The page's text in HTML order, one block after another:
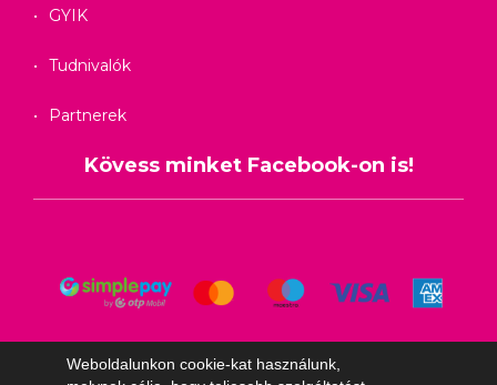
GYIK
Tudnivalók
Partnerek
Kövess minket Facebook-on is!
Weboldalunkon cookie-kat használunk,